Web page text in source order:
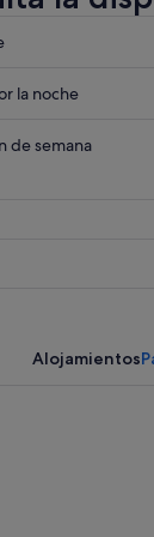
la noche
de semana
Alojamientos